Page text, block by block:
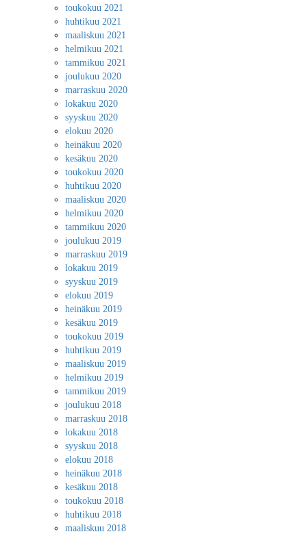
toukokuu 2021
huhtikuu 2021
maaliskuu 2021
helmikuu 2021
tammikuu 2021
joulukuu 2020
marraskuu 2020
lokakuu 2020
syyskuu 2020
elokuu 2020
heinäkuu 2020
kesäkuu 2020
toukokuu 2020
huhtikuu 2020
maaliskuu 2020
helmikuu 2020
tammikuu 2020
joulukuu 2019
marraskuu 2019
lokakuu 2019
syyskuu 2019
elokuu 2019
heinäkuu 2019
kesäkuu 2019
toukokuu 2019
huhtikuu 2019
maaliskuu 2019
helmikuu 2019
tammikuu 2019
joulukuu 2018
marraskuu 2018
lokakuu 2018
syyskuu 2018
elokuu 2018
heinäkuu 2018
kesäkuu 2018
toukokuu 2018
huhtikuu 2018
maaliskuu 2018